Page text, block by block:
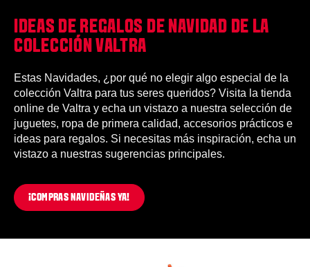
IDEAS DE REGALOS DE NAVIDAD DE LA
COLECCIÓN VALTRA
Estas Navidades, ¿por qué no elegir algo especial de la
colección Valtra para tus seres queridos? Visita la tienda
online de Valtra y echa un vistazo a nuestra selección de
juguetes, ropa de primera calidad, accesorios prácticos e
ideas para regalos. Si necesitas más inspiración, echa un
vistazo a nuestras sugerencias principales.
¡COMPRAS NAVIDEÑAS YA!